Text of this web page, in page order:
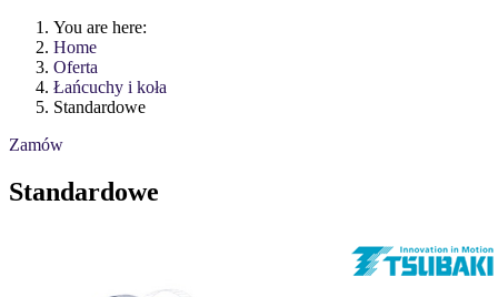
You are here:
Home
Oferta
Łańcuchy i koła
Standardowe
Zamów
Standardowe